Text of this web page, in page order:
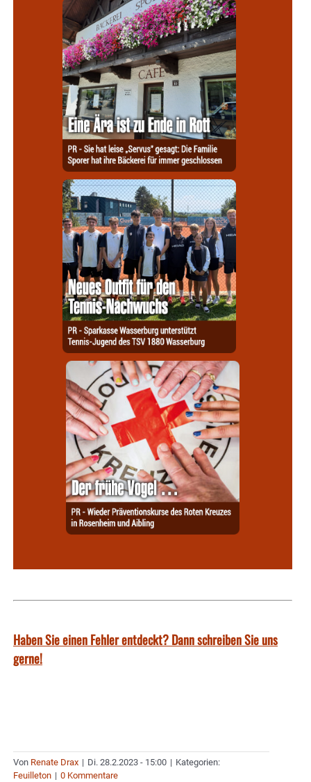
Haben Sie einen Fehler entdeckt? Dann schreiben Sie uns
gerne!
Von Renate Drax | Di. 28.2.2023 - 15:00 | Kategorien:
Feuilleton | 0 Kommentare